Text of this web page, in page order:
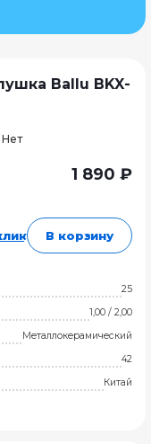
Ballu BKX-
Нет
1 890 ₽
В корзину
25
1,00 / 2,00
Металлокерамический
42
Китай